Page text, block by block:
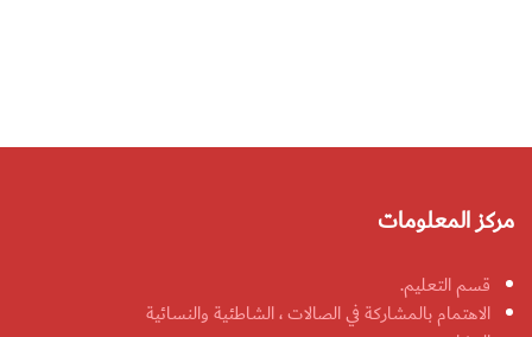
مركز المعلومات
قسم التعليم.
الاهتمام بالمشاركة في الصالات ، الشاطئية والنسائية